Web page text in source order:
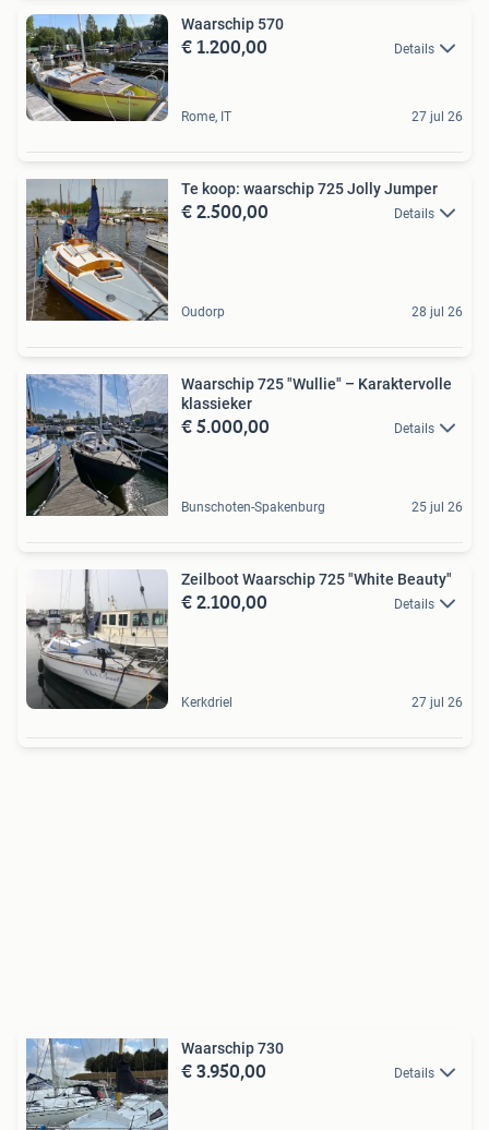
Waarschip 570
€ 1.200,00 Details
Rome, IT 27 jul 26
Te koop: waarschip 725 Jolly Jumper
€ 2.500,00 Details
Oudorp 28 jul 26
Waarschip 725 "Wullie" – Karaktervolle
klassieker
€ 5.000,00 Details
Bunschoten-Spakenburg 25 jul 26
Zeilboot Waarschip 725 "White Beauty"
€ 2.100,00 Details
Kerkdriel 27 jul 26
Waarschip 730
€ 3.950,00 Details